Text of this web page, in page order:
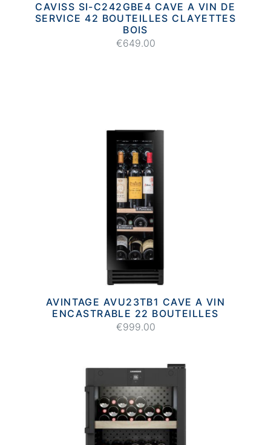
CAVISS SI-C242GBE4 CAVE A VIN DE
SERVICE 42 BOUTEILLES CLAYETTES
BOIS
€649.00
AVINTAGE AVU23TB1 CAVE A VIN
ENCASTRABLE 22 BOUTEILLES
€999.00